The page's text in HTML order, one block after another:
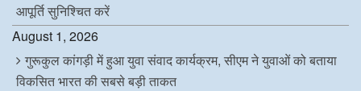
आपूर्ति सुनिश्चित करें
August 1, 2026
गुरूकुल कांगड़ी में हुआ युवा संवाद कार्यक्रम, सीएम ने युवाओं को बताया
विकसित भारत की सबसे बड़ी ताकत